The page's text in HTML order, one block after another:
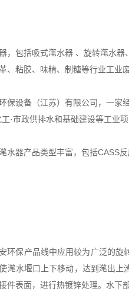
，包括吸式滗水器 、旋转滗水
、粘胶、味精、制糖等行业工业
设备（江苏）有限公司，一家经
·市政供排水和基础建设等工业
器产品类型丰富，包括CASS反
环保产品线中应用较为广泛的旋
滗水堰口上下移动，达到滗出
件表面，进行热镀锌处理。水下